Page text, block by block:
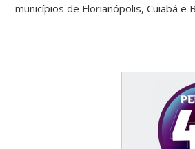
municípios de Florianópolis, Cuiabá e